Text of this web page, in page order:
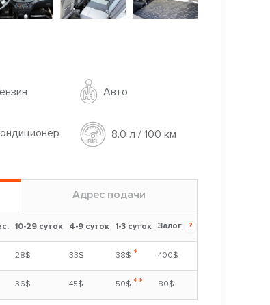
Авто
8.0 л / 100 км
Адрес подачи
10-29 суток 4-9 суток 1-3 суток Залог ?
28$ 33$ 38$ * 400$
36$ 45$ 50$ ** 80$